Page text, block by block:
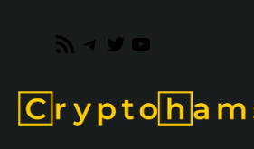
RSS
Telegram
Twitter